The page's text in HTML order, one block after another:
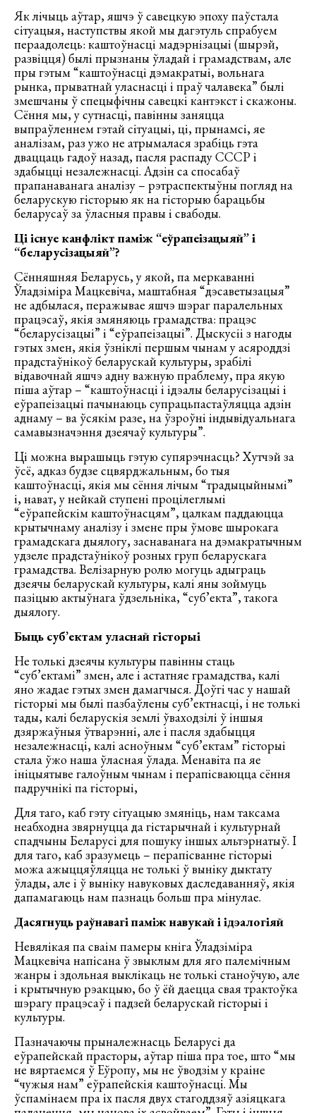
Як лічыць аўтар, яшчэ ў савецкую эпоху паўстала
сітуацыя, наступствы якой мы дагэтуль спрабуем
пераадолець: каштоўнасці мадэрнізацыі (шырэй,
развіцця) былі прызнаны ўладай і грамадствам, але
пры гэтым “каштоўнасці дэмакратыі, вольнага
рынка, прыватнай уласнасці і праў чалавека” былі
змешчаны ў спецыфічны савецкі кантэкст і скажоны.
Сёння мы, у сутнасці, павінны заняцца
выпраўленнем гэтай сітуацыі, ці, прынамсі, яе
аналізам, раз ужо не атрымалася зрабіць гэта
дваццаць гадоў назад, пасля распаду СССР і
здабыцці незалежнасці. Адзін са спосабаў
прапанаванага аналізу – рэтраспектыўны погляд на
беларускую гісторыю як на гісторыю барацьбы
беларусаў за ўласныя правы і свабоды.
Ці існуе канфлікт паміж “еўрапеізацыяй” і
“беларусізацыяй”?
Сённяшняя Беларусь, у якой, па меркаванні
Ўладзіміра Мацкевіча, маштабная “дэсаветызацыя”
не адбылася, перажывае яшчэ шэраг паралельных
працэсаў, якія змяняюць грамадства: працэс
“беларусізацыі” і “еўрапеізацыі”. Дыскусіі з нагоды
гэтых змен, якія ўзніклі першым чынам у асяроддзі
прадстаўнікоў беларускай культуры, зрабілі
відавочнай яшчэ адну важную праблему, пра якую
піша аўтар – “каштоўнасці і ідэалы беларусізацыі і
еўрапеізацыі пачынаюць супрацьпастаўляцца адзін
аднаму – ва ўсякім разе, на ўзроўні індывідуальнага
самавызначэння дзеячаў культуры”.
Ці можна вырашыць гэтую супярэчнасць? Хутчэй за
ўсё, адказ будзе сцвярджальным, бо тыя
каштоўнасці, якія мы сёння лічым “традыцыйнымі”
і, нават, у нейкай ступені процілеглымі
“еўрапейскім каштоўнасцям”, цалкам паддаюцца
крытычнаму аналізу і змене пры ўмове шырокага
грамадскага дыялогу, заснаванага на дэмакратычным
удзеле прадстаўнікоў розных груп беларускага
грамадства. Велізарную ролю могуць адыграць
дзеячы беларускай культуры, калі яны зоймуць
пазіцыю актыўнага ўдзельніка, “суб’екта”, такога
дыялогу.
Быць суб’ектам уласнай гісторыі
Не толькі дзеячы культуры павінны стаць
“суб’ектамі” змен, але і астатняе грамадства, калі
яно жадае гэтых змен дамагчыся. Доўгі час у нашай
гісторыі мы былі пазбаўлены суб’ектнасці, і не толькі
тады, калі беларускія землі ўваходзілі ў іншыя
дзяржаўныя ўтварэнні, але і пасля здабыцця
незалежнасці, калі асноўным “суб’ектам” гісторыі
стала ўжо наша ўласная ўлада. Менавіта па яе
ініцыятыве галоўным чынам і перапісваюцца сёння
падручнікі па гісторыі,
Для таго, каб гэту сітуацыю змяніць, нам таксама
неабходна звярнуцца да гістарычнай і культурнай
спадчыны Беларусі для пошуку іншых альтэрнатыў. І
для таго, каб зразумець – перапісванне гісторыі
можа ажыццяўляцца не толькі ў выніку дыктату
ўлады, але і ў выніку навуковых даследаванняў, якія
дапамагаюць нам пазнаць больш пра мінулае.
Дасягнуць раўнавагі паміж навукай і ідэалогіяй
Невялікая па сваім памеры кніга Ўладзіміра
Мацкевіча напісана ў звыклым для яго палемічным
жанры і здольная выклікаць не толькі станоўчую, але
і крытычную рэакцыю, бо ў ёй даецца свая трактоўка
шэрагу працэсаў і падзей беларускай гісторыі і
культуры.
Пазначаючы прыналежнасць Беларусі да
еўрапейскай прасторы, аўтар піша пра тое, што “мы
не вяртаемся ў Еўропу, мы не ўводзім у краіне
“чужыя нам” еўрапейскія каштоўнасці. Мы
ўспамінаем пра іх пасля двух стагоддзяў азіяцкага